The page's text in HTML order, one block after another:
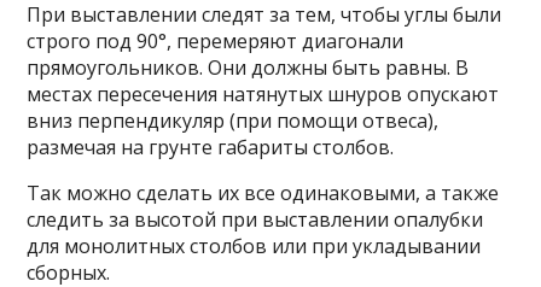
При выставлении следят за тем, чтобы углы были
строго под 90°, перемеряют диагонали
прямоугольников. Они должны быть равны. В
местах пересечения натянутых шнуров опускают
вниз перпендикуляр (при помощи отвеса),
размечая на грунте габариты столбов.
Так можно сделать их все одинаковыми, а также
следить за высотой при выставлении опалубки
для монолитных столбов или при укладывании
сборных.